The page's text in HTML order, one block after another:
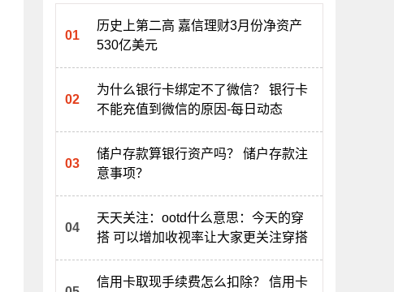
历史上第二高 嘉信理财3月份净资产
530亿美元
为什么银行卡绑定不了微信？ 银行卡
不能充值到微信的原因-每日动态
储户存款算银行资产吗？ 储户存款注
意事项？
天天关注：ootd什么意思：今天的穿
搭 可以增加收视率让大家更关注穿搭
信用卡取现手续费怎么扣除？ 信用卡